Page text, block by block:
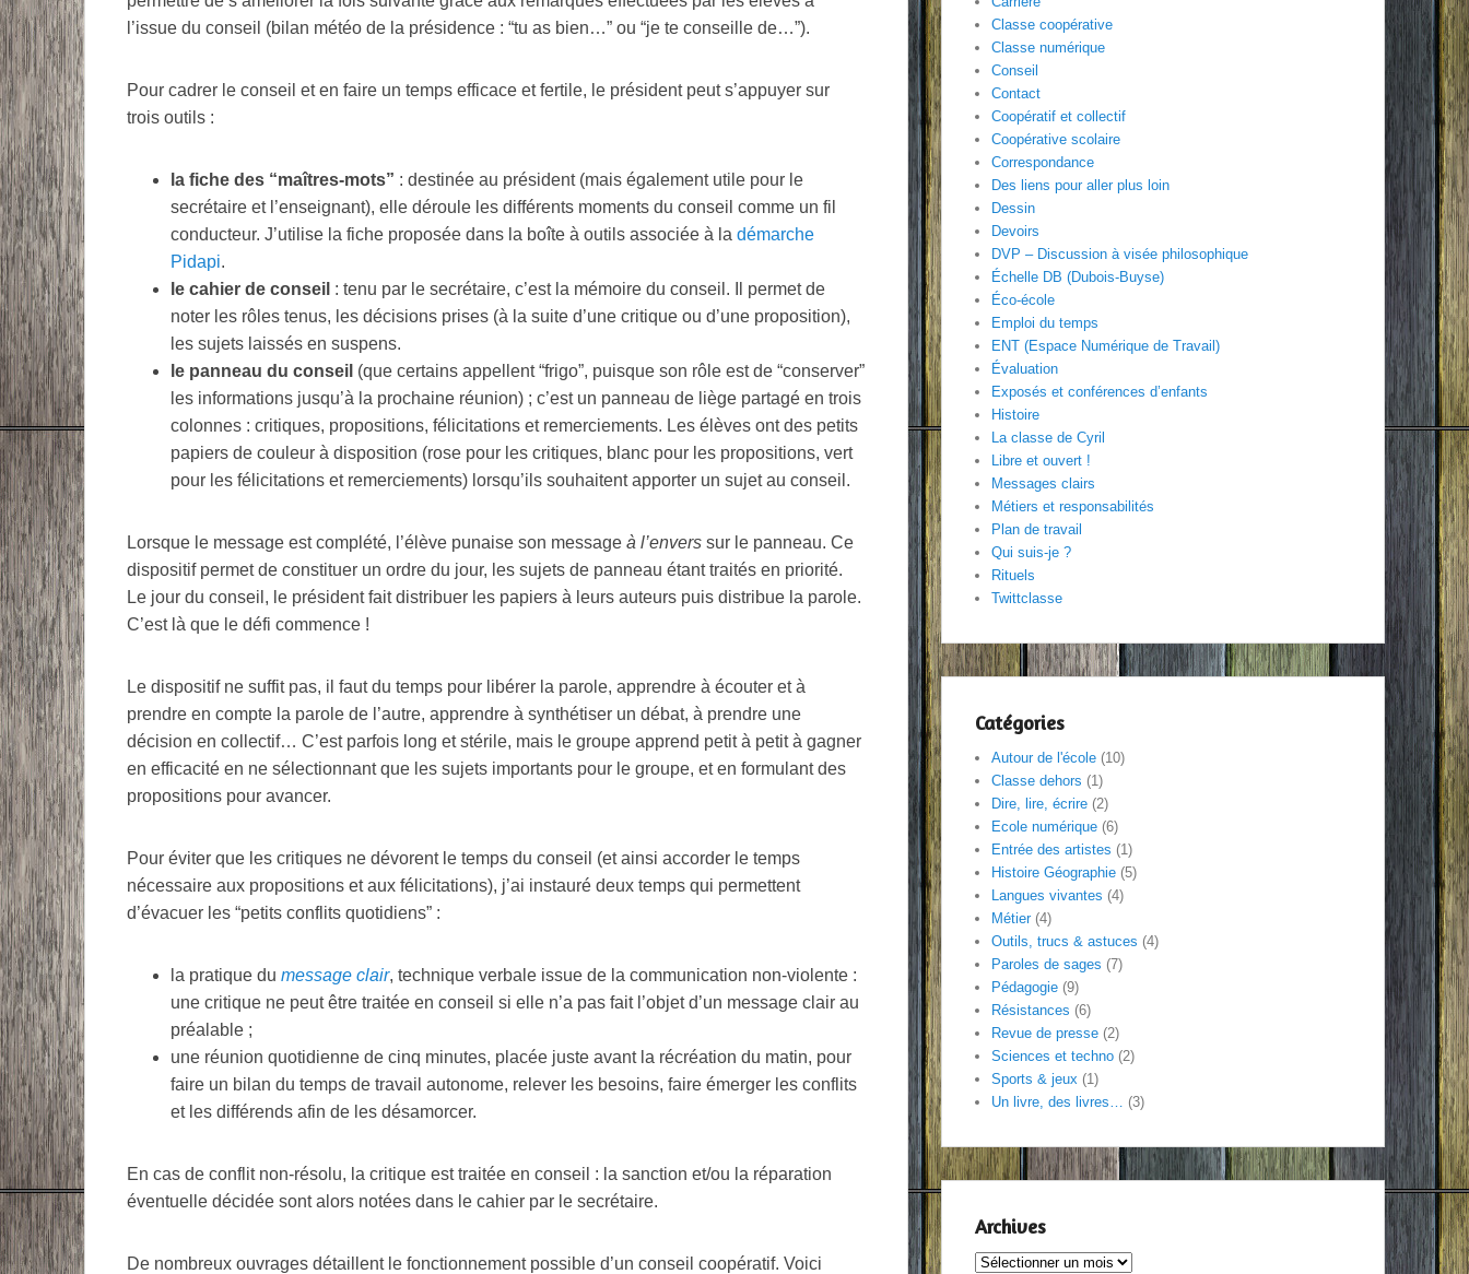
l’issue du conseil (bilan météo de la présidence : “tu as bien…” ou “je te conseille de…”).
Pour cadrer le conseil et en faire un temps efficace et fertile, le président peut s’appuyer sur
trois outils :
la fiche des “maîtres-mots” : destinée au président (mais également utile pour le
secrétaire et l’enseignant), elle déroule les différents moments du conseil comme un fil
conducteur. J’utilise la fiche proposée dans la boîte à outils associée à la démarche
Pidapi.
le cahier de conseil : tenu par le secrétaire, c’est la mémoire du conseil. Il permet de
noter les rôles tenus, les décisions prises (à la suite d’une critique ou d’une proposition),
les sujets laissés en suspens.
le panneau du conseil (que certains appellent “frigo”, puisque son rôle est de “conserver”
les informations jusqu’à la prochaine réunion) ; c’est un panneau de liège partagé en trois
colonnes : critiques, propositions, félicitations et remerciements. Les élèves ont des petits
papiers de couleur à disposition (rose pour les critiques, blanc pour les propositions, vert
pour les félicitations et remerciements) lorsqu’ils souhaitent apporter un sujet au conseil.
Lorsque le message est complété, l’élève punaise son message à l’envers sur le panneau. Ce
dispositif permet de constituer un ordre du jour, les sujets de panneau étant traités en priorité.
Le jour du conseil, le président fait distribuer les papiers à leurs auteurs puis distribue la parole.
C’est là que le défi commence !
Le dispositif ne suffit pas, il faut du temps pour libérer la parole, apprendre à écouter et à
prendre en compte la parole de l’autre, apprendre à synthétiser un débat, à prendre une
décision en collectif… C’est parfois long et stérile, mais le groupe apprend petit à petit à gagner
en efficacité en ne sélectionnant que les sujets importants pour le groupe, et en formulant des
propositions pour avancer.
Pour éviter que les critiques ne dévorent le temps du conseil (et ainsi accorder le temps
nécessaire aux propositions et aux félicitations), j’ai instauré deux temps qui permettent
d’évacuer les “petits conflits quotidiens” :
la pratique du message clair, technique verbale issue de la communication non-violente :
une critique ne peut être traitée en conseil si elle n’a pas fait l’objet d’un message clair au
préalable ;
une réunion quotidienne de cinq minutes, placée juste avant la récréation du matin, pour
faire un bilan du temps de travail autonome, relever les besoins, faire émerger les conflits
et les différends afin de les désamorcer.
En cas de conflit non-résolu, la critique est traitée en conseil : la sanction et/ou la réparation
éventuelle décidée sont alors notées dans le cahier par le secrétaire.
De nombreux ouvrages détaillent le fonctionnement possible d’un conseil coopératif. Voici
Classe coopérative
Classe numérique
Conseil
Contact
Coopératif et collectif
Coopérative scolaire
Correspondance
Des liens pour aller plus loin
Dessin
Devoirs
DVP – Discussion à visée philosophique
Échelle DB (Dubois-Buyse)
Éco-école
Emploi du temps
ENT (Espace Numérique de Travail)
Évaluation
Exposés et conférences d’enfants
Histoire
La classe de Cyril
Libre et ouvert !
Messages clairs
Métiers et responsabilités
Plan de travail
Qui suis-je ?
Rituels
Twittclasse
Catégories
Autour de l'école (10)
Classe dehors (1)
Dire, lire, écrire (2)
Ecole numérique (6)
Entrée des artistes (1)
Histoire Géographie (5)
Langues vivantes (4)
Métier(4)
Outils, trucs & astuces (4)
Paroles de sages (7)
Pédagogie (9)
Résistances (6)
Revue de presse (2)
Sciences et techno (2)
Sports & jeux (1)
Un livre, des livres… (3)
Archives
Archives